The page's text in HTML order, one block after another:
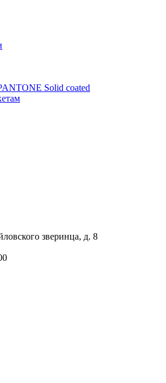
Solid coated
зверинца, д. 8